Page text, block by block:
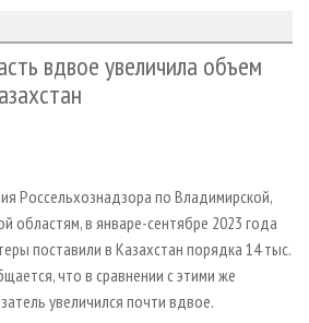
ПЛИТ
REVIEW
вдвое увеличила объем
Россельхознадзора по Владимирской,
областям, в январе-сентябре 2023 года
поставили в Казахстан порядка 14 тыс.
что в сравнении с этими же
увеличился почти вдвое.